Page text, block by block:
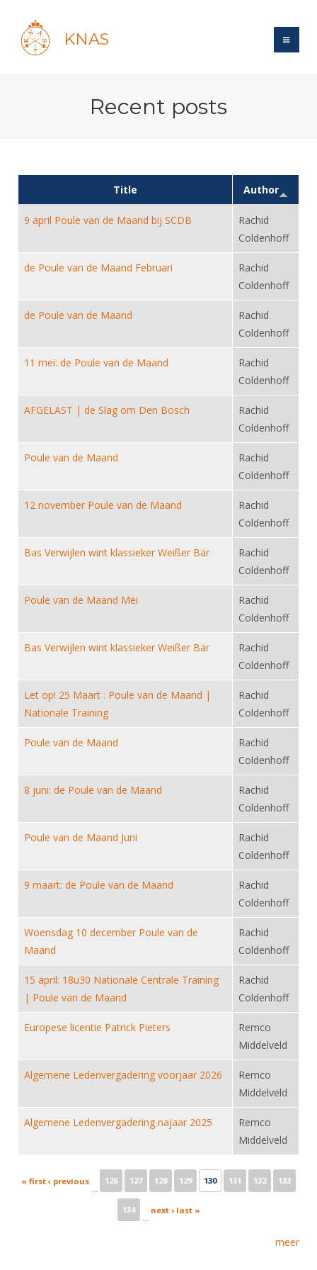
KNAS
Forums
Gebruiksvoorwaarden
Tarieven
Ledencijfers
Ereleden
Vacatures
Medewerkers
Formulieren
Verenigingsondersteuning
Witte Vlekkenplan
Oprichting Vereniging
Recreatiesport
Lichtzwaardschermen
Wedstrijdsport
Inschrijven
Materiaal
Schermpaspoort
Rolstoelschermen
Wedstrijdkalender
NK's
JEC
Veteranenwedstrijden
Nieuws
Aanvragen van scheidsrechters
Scheidsrechterslijst
Import inschrijvingen uit Nahouw
Verwerk wedstrijduitslagen
NK organiseren
Wat is topsport
Nieuws
NK's
DBT
FBT
Talentontwikkeling
Internationale aanmeldingen
Informatie
Spreekbeurtpakket
Jeugdkampen
Nieuws
Internationale opleidingen
Leraar
Voor scheidsrechters
Scheidsrechterslijst
Opleidingen
Archief
Infotheek
ALV
Forums
Nieuws
Zoek Vereniging
Contact
Recent posts
Title Author
9 april Poule van de Maand bij SCDB
Rachid
Coldenhoff
de Poule van de Maand Februari
Rachid
Coldenhoff
de Poule van de Maand
Rachid
Coldenhoff
11 mei: de Poule van de Maand
Rachid
Coldenhoff
AFGELAST | de Slag om Den Bosch
Rachid
Coldenhoff
Poule van de Maand
Rachid
Coldenhoff
12 november Poule van de Maand
Rachid
Coldenhoff
Bas Verwijlen wint klassieker Weißer Bär
Rachid
Coldenhoff
Poule van de Maand Mei
Rachid
Coldenhoff
Bas Verwijlen wint klassieker Weißer Bär
Rachid
Coldenhoff
Let op! 25 Maart : Poule van de Maand |
Nationale Training
Rachid
Coldenhoff
Poule van de Maand
Rachid
Coldenhoff
8 juni: de Poule van de Maand
Rachid
Coldenhoff
Poule van de Maand Juni
Rachid
Coldenhoff
9 maart: de Poule van de Maand
Rachid
Coldenhoff
Woensdag 10 december Poule van de
Maand
Rachid
Coldenhoff
15 april: 18u30 Nationale Centrale Training
| Poule van de Maand
Rachid
Coldenhoff
Europese licentie Patrick Pieters
Remco
Middelveld
Algemene Ledenvergadering voorjaar 2026
Remco
Middelveld
Algemene Ledenvergadering najaar 2025
Remco
Middelveld
Pages
« first ‹ previous
…
126 127 128 129 130 131 132 133
134
…
next › last »
meer